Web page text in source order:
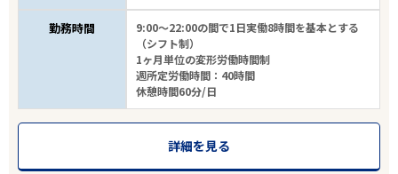
勤務時間
9:00～22:00の間で1日実働8時間を基本とする
（シフト制）
1ヶ月単位の変形労働時間制
週所定労働時間：40時間
休憩時間60分/日
詳細を見る